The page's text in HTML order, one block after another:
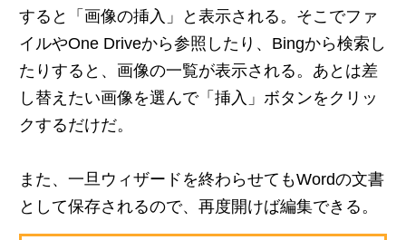
すると「画像の挿入」と表示される。そこでファ
イルやOne Driveから参照したり、Bingから検索し
たりすると、画像の一覧が表示される。あとは差
し替えたい画像を選んで「挿入」ボタンをクリッ
クするだけだ。
また、一旦ウィザードを終わらせてもWordの文書
として保存されるので、再度開けば編集できる。